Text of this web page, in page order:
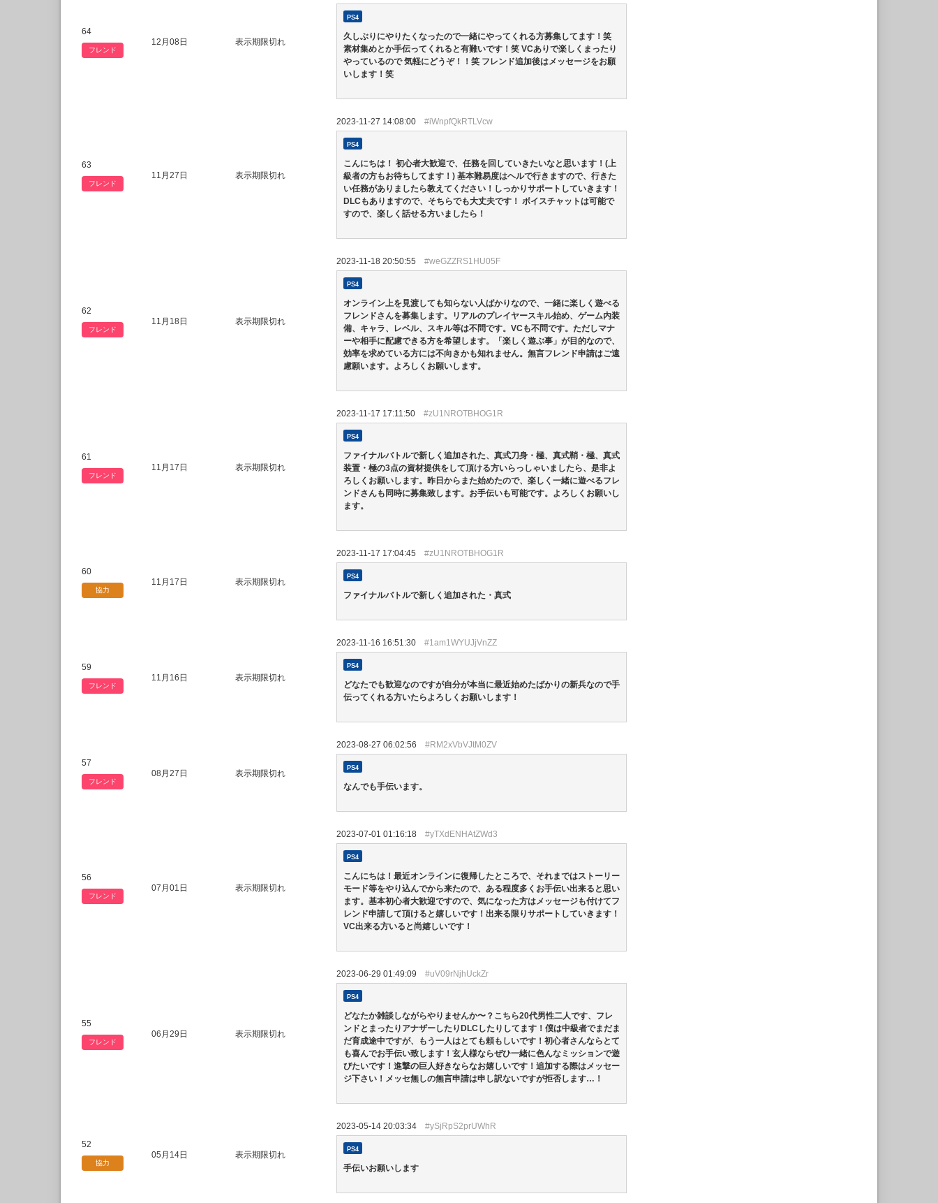
64
フレンド
12月08日 表示期限切れ
PS4
久しぶりにやりたくなったので一緒にやってくれる方募集してます！笑
素材集めとか手伝ってくれると有難いです！笑 VCありで楽しくまったり
やっているので 気軽にどうぞ！！笑 フレンド追加後はメッセージをお願
いします！笑
63
フレンド
11月27日 表示期限切れ
2023-11-27 14:08:00 #iWnpfQkRTLVcw
PS4
こんにちは！ 初心者大歓迎で、任務を回していきたいなと思います！(上
級者の方もお待ちしてます！) 基本難易度はヘルで行きますので、行きた
い任務がありましたら教えてください！しっかりサポートしていきます！
DLCもありますので、そちらでも大丈夫です！ ボイスチャットは可能で
すので、楽しく話せる方いましたら！
62
フレンド
11月18日 表示期限切れ
2023-11-18 20:50:55 #weGZZRS1HU05F
PS4
オンライン上を見渡しても知らない人ばかりなので、一緒に楽しく遊べる
フレンドさんを募集します。リアルのプレイヤースキル始め、ゲーム内装
備、キャラ、レベル、スキル等は不問です。VCも不問です。ただしマナ
ーや相手に配慮できる方を希望します。「楽しく遊ぶ事」が目的なので、
効率を求めている方には不向きかも知れません。無言フレンド申請はご遠
慮願います。よろしくお願いします。
61
フレンド
11月17日 表示期限切れ
2023-11-17 17:11:50 #zU1NROTBHOG1R
PS4
ファイナルバトルで新しく追加された、真式刀身・極、真式鞘・極、真式
装置・極の3点の資材提供をして頂ける方いらっしゃいましたら、是非よ
ろしくお願いします。昨日からまた始めたので、楽しく一緒に遊べるフレ
ンドさんも同時に募集致します。お手伝いも可能です。よろしくお願いし
ます。
60
協力
11月17日 表示期限切れ
2023-11-17 17:04:45 #zU1NROTBHOG1R
PS4
ファイナルバトルで新しく追加された・真式
59
フレンド
11月16日 表示期限切れ
2023-11-16 16:51:30 #1am1WYUJjVnZZ
PS4
どなたでも歓迎なのですが自分が本当に最近始めたばかりの新兵なので手
伝ってくれる方いたらよろしくお願いします！
57
フレンド
08月27日 表示期限切れ
2023-08-27 06:02:56 #RM2xVbVJtM0ZV
PS4
なんでも手伝います。
56
フレンド
07月01日 表示期限切れ
2023-07-01 01:16:18 #yTXdENHAtZWd3
PS4
こんにちは！最近オンラインに復帰したところで、それまではストーリー
モード等をやり込んでから来たので、ある程度多くお手伝い出来ると思い
ます。基本初心者大歓迎ですので、気になった方はメッセージも付けてフ
レンド申請して頂けると嬉しいです！出来る限りサポートしていきます！
VC出来る方いると尚嬉しいです！
55
フレンド
06月29日 表示期限切れ
2023-06-29 01:49:09 #uV09rNjhUckZr
PS4
どなたか雑談しながらやりませんか〜？こちら20代男性二人です、フレ
ンドとまったりアナザーしたりDLCしたりしてます！僕は中級者でまだま
だ育成途中ですが、もう一人はとても頼もしいです！初心者さんならとて
も喜んでお手伝い致します！玄人様ならぜひ一緒に色んなミッションで遊
びたいです！進撃の巨人好きならなお嬉しいです！追加する際はメッセー
ジ下さい！メッセ無しの無言申請は申し訳ないですが拒否します…！
52
協力
05月14日 表示期限切れ
2023-05-14 20:03:34 #ySjRpS2prUWhR
PS4
手伝いお願いします